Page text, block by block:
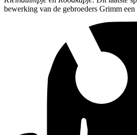
bewerking van de gebroeders Grimm een